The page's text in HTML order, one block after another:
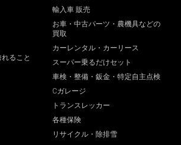
ること
輸入車 販売
お車・中古パーツ・農機具などの
買取
カーレンタル・カーリース
スーパー乗るだけセット
車検・整備・鈑金・特定自主点検
Cガレージ
トランスレッカー
各種保険
リサイクル・除排雪